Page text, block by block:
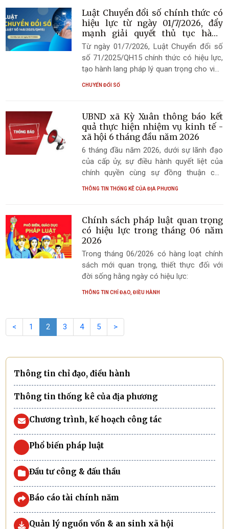
Luật Chuyển đổi số chính thức có
hiệu lực từ ngày 01/7/2026, đẩy
mạnh giải quyết thủ tục hành
chính trên môi trường số
Từ ngày 01/7/2026, Luật Chuyển đổi số
số 71/2025/QH15 chính thức có hiệu lực,
tạo hành lang pháp lý quan trọng cho việc
triển khai chuyển đổi số đồng bộ, toàn
Luật được ban hành nhằm thúc đẩy xây
dựng nền hành chính hiện đại, công khai,
minh bạch, nâng cao hiệu lực, hiệu quả
quản lý nhà nước, đồng thời lấy người dân
và doanh nghiệp làm trung tâm phục vụ.
CHUYỂN ĐỔI SỐ
UBND xã Kỳ Xuân thông báo kết
quả thực hiện nhiệm vụ kinh tế -
xã hội 6 tháng đầu năm 2026
6 tháng đầu năm 2026, dưới sự lãnh đạo
của cấp ủy, sự điều hành quyết liệt của
chính quyền cùng sự đồng thuận của
Nhân dân, tình hình kinh tế - xã hội trên
THÔNG TIN THỐNG KÊ CỦA ĐỊA PHƯƠNG
Chính sách pháp luật quan trọng
có hiệu lực trong tháng 06 năm
2026
Trong tháng 06/2026 có hàng loạt chính
sách mới quan trọng, thiết thực đối với
đời sống hằng ngày có hiệu lực:
THÔNG TIN CHỈ ĐẠO, ĐIỀU HÀNH
< 1 2 3 4 5 >
Thông tin chỉ đạo, điều hành
Thông tin thống kê của địa phương
Chương trình, kế hoạch công tác
Phổ biến pháp luật
Đầu tư công & đấu thầu
Báo cáo tài chính năm
Quản lý nguồn vốn & an sinh xã hội